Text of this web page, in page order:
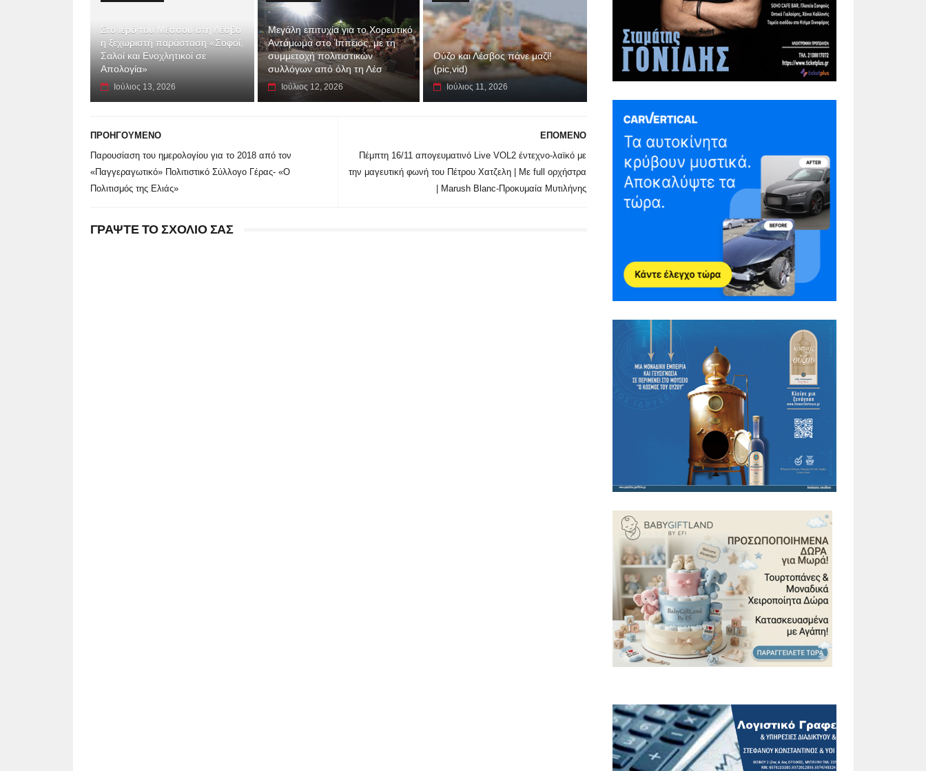
Στο Ιερό του Μέσσου στη Λέσβο
η ξεχωριστή παράσταση «Σοφοί,
Σαλοί και Ενοχλητικοί σε
Απολογία»
Ιούλιος 13, 2026
Μεγάλη επιτυχία για το Χορευτικό
Αντάμωμα στο Ίππειος, με τη
συμμετοχή πολιτιστικών
συλλόγων από όλη τη Λέσ
Ιούλιος 12, 2026
Ούζο και Λέσβος πάνε μαζί!
(pic,vid)
Ιούλιος 11, 2026
ΕΠΟΜΕΝΟ
Πέμπτη 16/11 απογευματινό Live VOL2 έντεχνο-λαϊκό με
την μαγευτική φωνή του Πέτρου Χατζελη | Με full ορχήστρα
| Marush Blanc-Προκυμαία Μυτιλήνης
ΠΡΟΗΓΟΥΜΕΝΟ
Παρουσίαση του ημερολογίου για το 2018 από τον
«Παγγεραγωτικό» Πολιτιστικό Σύλλογο Γέρας- «Ο
Πολιτισμός της Ελιάς»
ΓΡΑΨΤΕ ΤΟ ΣΧΟΛΙΟ ΣΑΣ